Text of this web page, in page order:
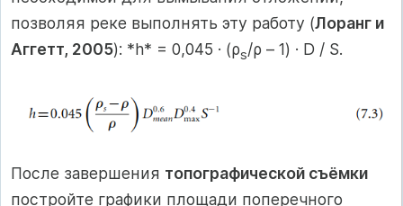
позволяя реке выполнять эту работу (Лоранг и
Аггетт, 2005): *h* = 0,045 · (ρs/ρ – 1) · D / S.
После завершения топографической съёмки
постройте графики площади поперечного